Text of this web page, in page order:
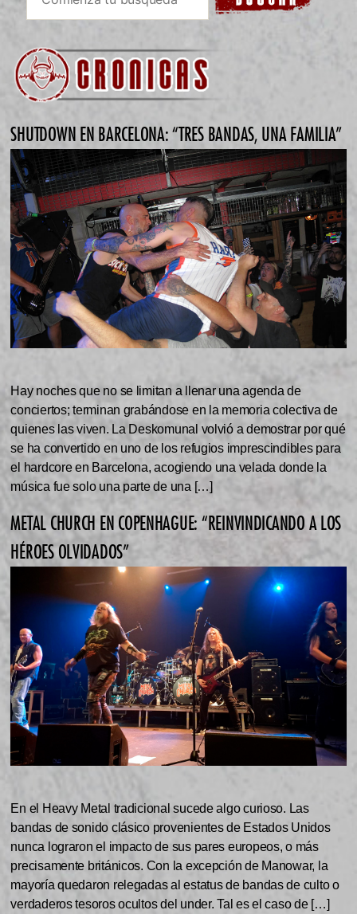
SHUTDOWN EN BARCELONA: “TRES BANDAS, UNA FAMILIA”
Hay noches que no se limitan a llenar una agenda de
conciertos; terminan grabándose en la memoria colectiva de
quienes las viven. La Deskomunal volvió a demostrar por qué
se ha convertido en uno de los refugios imprescindibles para
el hardcore en Barcelona, acogiendo una velada donde la
música fue solo una parte de una […]
METAL CHURCH EN COPENHAGUE: “REINVINDICANDO A LOS
HÉROES OLVIDADOS”
En el Heavy Metal tradicional sucede algo curioso. Las
bandas de sonido clásico provenientes de Estados Unidos
nunca lograron el impacto de sus pares europeos, o más
precisamente británicos. Con la excepción de Manowar, la
mayoría quedaron relegadas al estatus de bandas de culto o
verdaderos tesoros ocultos del under. Tal es el caso de […]